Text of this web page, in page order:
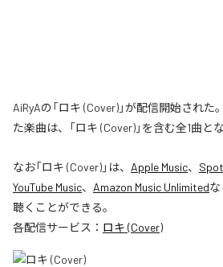
AiRyAの「ロキ (Cover)」が配信開始され
た楽曲は、「ロキ (Cover)」を含む全1曲と
なお「ロキ (Cover)」は、 Apple Music、
YouTube Music、 Amazon Music Unlimited
聴くことができる。
各配信サービス： ロキ (Cover)